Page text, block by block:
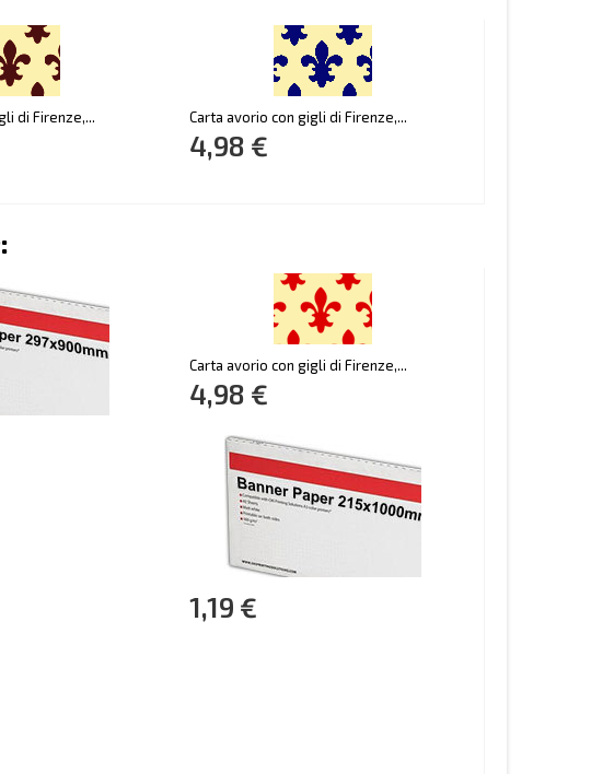
di Firenze,... Carta avorio con gigli di Firenze,...
4,98 €
Carta avorio con gigli di Firenze,...
4,98 €
1,19 €